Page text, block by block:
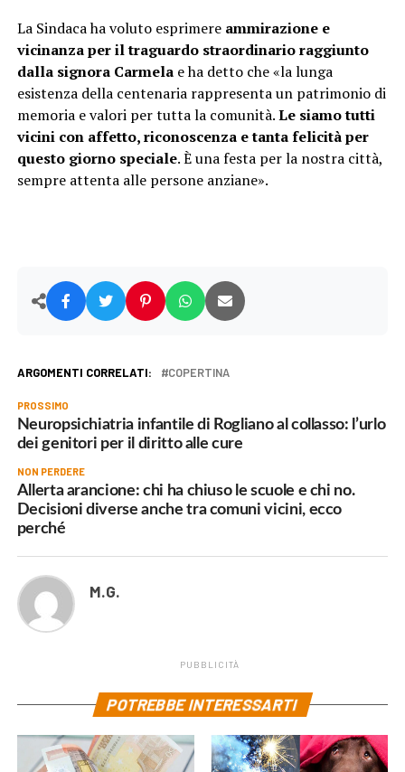
La Sindaca ha voluto esprimereammirazione e
vicinanza per il traguardo straordinario raggiunto
dalla signora Carmelae ha detto che «la lunga
esistenza della centenaria rappresenta un patrimonio di
memoria e valori per tutta la comunità.Le siamo tutti
vicini con affetto, riconoscenza e tanta felicità per
questo giorno speciale. È una festa per la nostra città,
sempre attenta alle persone anziane».
ARGOMENTI CORRELATI: COPERTINA
PROSSIMO
Neuropsichiatria infantile di Rogliano al collasso: l’urlo
dei genitori per il diritto alle cure
NON PERDERE
Allerta arancione: chi ha chiuso le scuole e chi no.
Decisioni diverse anche tra comuni vicini, ecco
perché
M.G.
PUBBLICITÀ
POTREBBE INTERESSARTI